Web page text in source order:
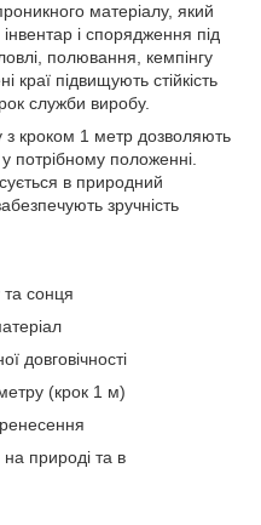
матеріалу, який
і спорядження під
полювання, кемпінгу
краї підвищують стійкість
служби виробу.
кроком 1 метр дозволяють
потрібному положенні.
в природний
зручність
та сонця
довговічності
(крок 1 м)
природі та в